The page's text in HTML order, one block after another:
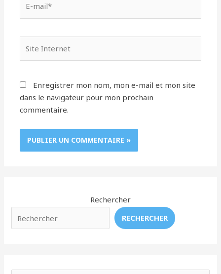
mail*
Internet
Enregistrer mon nom, mon e-mail et mon site
dans le navigateur pour mon prochain
commentaire.
Rechercher
RECHERCHER